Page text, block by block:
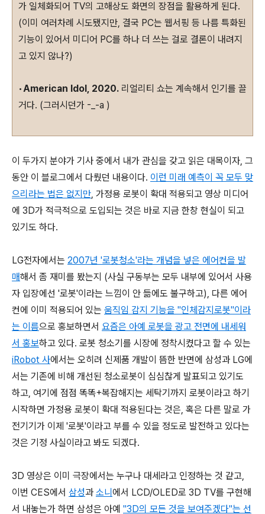
가 일체화되어 TV의 고해상도 화면의 장점을 활용하게 된다.
(이미 여러차례 시도됐지만, 결국 PC는 웹서핑 등 나름 특화된
기능이 있어서 미디어 PC를 하나 더 쓰는 걸로 결론이 내려지
고 있지 않나?)
•American Idol, 2020. 리얼리티 쇼는 계속해서 인기를 끌
거다. (그러시던가 -_-a )
이 두가지 분야가 기사 중에서 내가 관심을 갖고 읽은 대목이자, 그
동안 이 블로그에서 다뤘던 내용이다. 이런 미래 예측이 꼭 모두 맞
으리라는 법은 없지만, 가정용 로봇이 확대 적용되고 영상 미디어
에 3D가 적극적으로 도입되는 것은 바로 지금 한창 현실이 되고
있기도 하다.
LG전자에서는 2007년 '로봇청소'라는 개념을 넣은 에어컨을 발
매해서 좀 재미를 봤는지 (사실 구동부는 모두 내부에 있어서 사용
자 입장에선 '로봇'이라는 느낌이 안 듦에도 불구하고), 다른 에어
컨에 이미 적용되어 있는 움직임 감지 기능을 "인체감지로봇"이라
는 이름으로 홍보하면서 요즘은 아예 로봇을 광고 전면에 내세워
서 홍보하고 있다. 로봇 청소기를 시장에 정착시켰다고 할 수 있는
iRobot 사에서는 오히려 신제품 개발이 뜸한 반면에 삼성과 LG에
서는 기존에 비해 개선된 청소로봇이 심심찮게 발표되고 있기도
하고, 여기에 점점 똑똑+복잡해지는 세탁기까지 로봇이라고 하기
시작하면 가정용 로봇이 확대 적용된다는 것은, 혹은 다른 말로 가
전기기가 이제 '로봇'이라고 부를 수 있을 정도로 발전하고 있다는
것은 기정 사실이라고 봐도 되겠다.
3D 영상은 이미 극장에서는 누구나 대세라고 인정하는 것 같고,
이번 CES에서 삼성과 소니에서 LCD/OLED로 3D TV를 구현해
서 내놓는가 하면 삼성은 아예 "3D의 모든 것을 보여주겠다"는 선